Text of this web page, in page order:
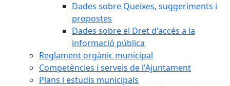
Dades sobre Queixes, suggeriments i
propostes
Dades sobre el Dret d'accés a la
informació pública
Reglament orgànic municipal
Competències i serveis de l'Ajuntament
Plans i estudis municipals